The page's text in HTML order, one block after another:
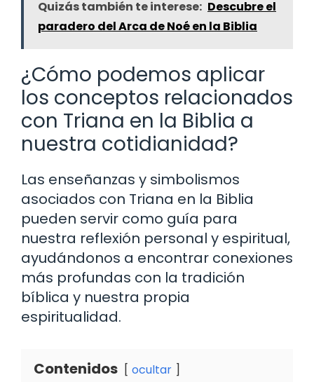
Quizás también te interese: Descubre el
paradero del Arca de Noé en la Biblia
¿Cómo podemos aplicar
los conceptos relacionados
con Triana en la Biblia a
nuestra cotidianidad?
Las enseñanzas y simbolismos
asociados con Triana en la Biblia
pueden servir como guía para
nuestra reflexión personal y espiritual,
ayudándonos a encontrar conexiones
más profundas con la tradición
bíblica y nuestra propia
espiritualidad.
Contenidos ocultar